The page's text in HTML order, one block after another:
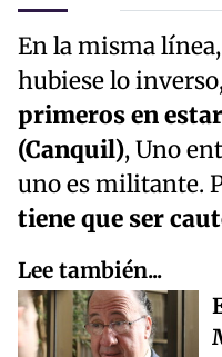
En la misma
hubiese lo
primeros en
(Canquil), Uno
uno es militante.
tiene que ser
Lee también...